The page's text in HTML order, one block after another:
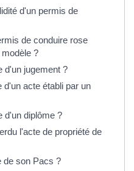
d'un permis de
de conduire rose
?
d'un jugement ?
d'un acte établi par un
d'un diplôme ?
l'acte de propriété de
de son Pacs ?